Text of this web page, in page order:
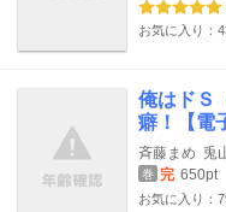
お気に入り：
俺はドＳ
癖！【電
斉藤まめ 兎
巻 完 650pt
お気に入り：